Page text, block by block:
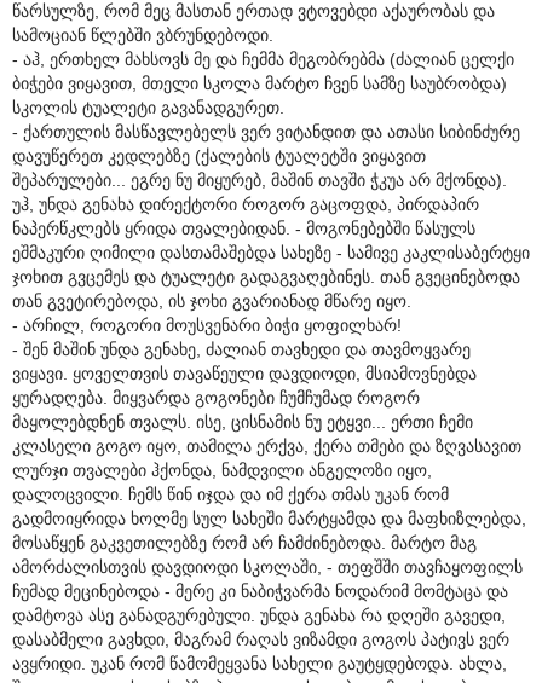
წარსულზე, რომ მეც მასთან ერთად ვტოვებდი აქაურობას და
სამოციან წლებში ვბრუნდებოდი.
- აჰ, ერთხელ მახსოვს მე და ჩემმა მეგობრებმა (ძალიან ცელქი
ბიჭები ვიყავით, მთელი სკოლა მარტო ჩვენ სამზე საუბრობდა)
სკოლის ტუალეტი გავანადგურეთ.
- ქართულის მასწავლებელს ვერ ვიტანდით და ათასი სიბინძურე
დავუწერეთ კედლებზე (ქალების ტუალეტში ვიყავით
შეპარულები... ეგრე ნუ მიყურებ, მაშინ თავში ჭკუა არ მქონდა).
უჰ, უნდა გენახა დირექტორი როგორ გაცოფდა, პირდაპირ
ნაპერწკლებს ყრიდა თვალებიდან. - მოგონებებში წასულს
ეშმაკური ღიმილი დასთამაშებდა სახეზე - სამივე კაკლისაბერტყი
ჯოხით გვცემეს და ტუალეტი გადაგვაღებინეს. თან გვეცინებოდა
თან გვეტირებოდა, ის ჯოხი გვარიანად მწარე იყო.
- არჩილ, როგორი მოუსვენარი ბიჭი ყოფილხარ!
- შენ მაშინ უნდა გენახე, ძალიან თავხედი და თავმოყვარე
ვიყავი. ყოველთვის თავაწეული დავდიოდი, მსიამოვნებდა
ყურადღება. მიყვარდა გოგონები ჩუმჩუმად როგორ
მაყოლებდნენ თვალს. ისე, ცისნამის ნუ ეტყვი... ერთი ჩემი
კლასელი გოგო იყო, თამილა ერქვა, ქერა თმები და ზღვასავით
ლურჯი თვალები ჰქონდა, ნამდვილი ანგელოზი იყო,
დალოცვილი. ჩემს წინ იჯდა და იმ ქერა თმას უკან რომ
გადმოიყრიდა ხოლმე სულ სახეში მარტყამდა და მაფხიზლებდა,
მოსაწყენ გაკვეთილებზე რომ არ ჩამძინებოდა. მარტო მაგ
ამორძალისთვის დავდიოდი სკოლაში, - თეფშში თავჩაყოფილს
ჩუმად მეცინებოდა - მერე კი ნაბიჭვარმა ნოდარიმ მომტაცა და
დამტოვა ასე განადგურებული. უნდა გენახა რა დღეში გავედი,
დასაბმელი გავხდი, მაგრამ რაღას ვიზამდი გოგოს პატივს ვერ
ავყრიდი. უკან რომ წამომეყვანა სახელი გაუტყდებოდა. ახლა,